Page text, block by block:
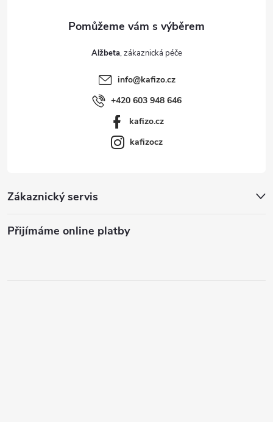
Zákaznický servis
Přijímáme online platby
Alžbeta
info@kafizo.cz
+420 603 948 646
kafizo.cz
kafizocz